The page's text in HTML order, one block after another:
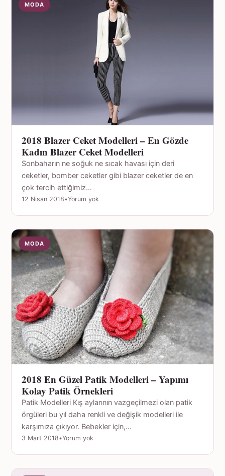
MODA
2018 Blazer Ceket Modelleri – En Gözde
Kadın Blazer Ceket Modelleri
Sonbaharın ne soğuk ne sıcak havası için deri
ceketler, bomber ceketler gibi blazer ceketler de en
çok tercih ettiğimiz…
12 Nisan 2018•Yorum yok
MODA
2018 En Güzel Patik Modelleri – Yapımı
Kolay Patik Örnekleri
Patik Modelleri Kış aylarının vazgeçilmezi olan patik
örgüleri bu yıl daha renkli ve değişik modelleri ile
karşımıza çıkıyor. Bebekler için,…
3 Mart 2018•Yorum yok